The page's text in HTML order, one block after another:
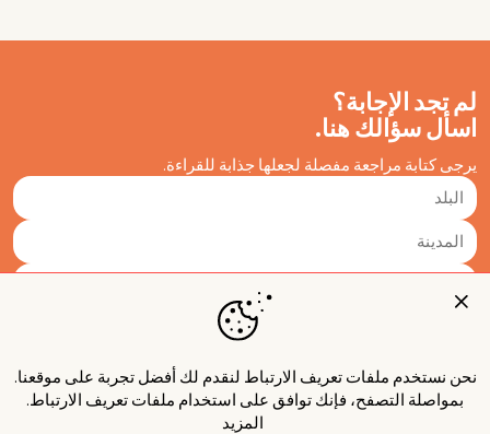
لم تجد الإجابة؟
اسأل سؤالك هنا.
يرجى كتابة مراجعة مفصلة لجعلها جذابة للقراءة.
نحن نستخدم ملفات تعريف الارتباط لنقدم لك أفضل تجربة على موقعنا.
بمواصلة التصفح، فإنك توافق على استخدام ملفات تعريف الارتباط.
المزيد